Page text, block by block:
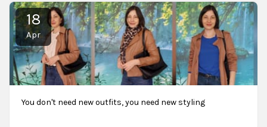
18
Apr
You don't need new outfits, you need new styling